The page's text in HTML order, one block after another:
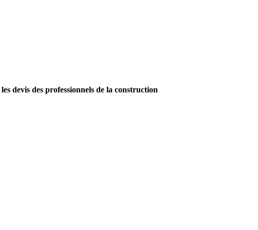
les devis des professionnels de la construction